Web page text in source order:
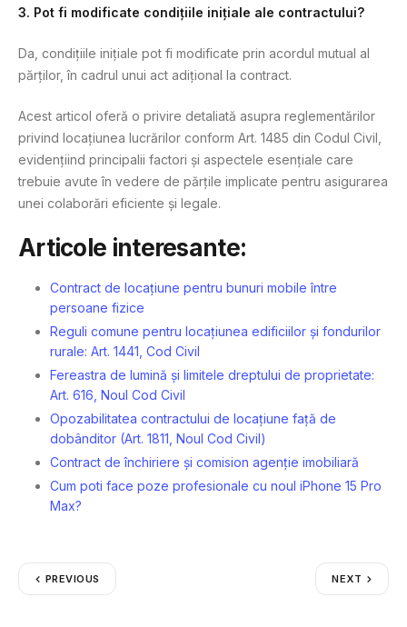
3. Pot fi modificate condițiile inițiale ale contractului?
Da, condițiile inițiale pot fi modificate prin acordul mutual al
părților, în cadrul unui act adițional la contract.
Acest articol oferă o privire detaliată asupra reglementărilor
privind locațiunea lucrărilor conform Art. 1485 din Codul Civil,
evidențiind principalii factori și aspectele esențiale care
trebuie avute în vedere de părțile implicate pentru asigurarea
unei colaborări eficiente și legale.
Articole interesante:
Contract de locațiune pentru bunuri mobile între
persoane fizice
Reguli comune pentru locațiunea edificiilor și fondurilor
rurale: Art. 1441, Cod Civil
Fereastra de lumină și limitele dreptului de proprietate:
Art. 616, Noul Cod Civil
Opozabilitatea contractului de locațiune față de
dobânditor (Art. 1811, Noul Cod Civil)
Contract de închiriere și comision agenție imobiliară
Cum poti face poze profesionale cu noul iPhone 15 Pro
Max?
PREVIOUS NEXT